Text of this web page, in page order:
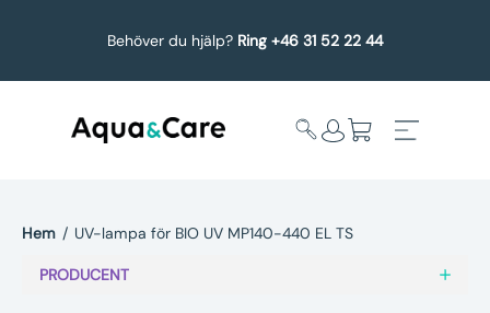
Behöver du hjälp? Ring +46 31 52 22 44
undermeny
Hem / UV-lampa för BIO UV MP140-440 EL TS
PRODUCENT